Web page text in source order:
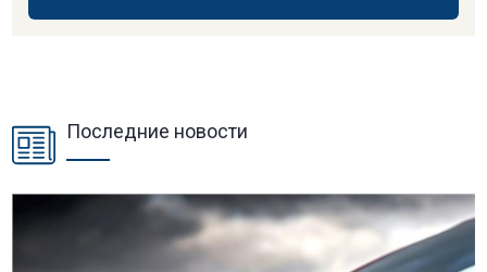
Последние новости